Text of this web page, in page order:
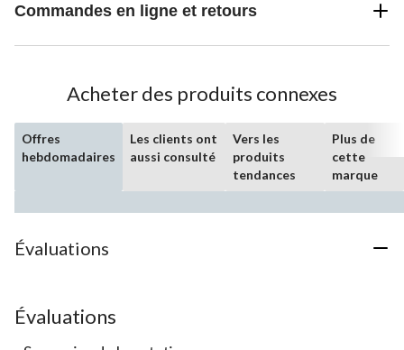
Commandes en ligne et retours
Acheter des produits connexes
Offres
hebdomadaires
Les clients ont
aussi consulté
Vers les
produits
tendances
Plus de
cette
marque
Évaluations
Évaluations